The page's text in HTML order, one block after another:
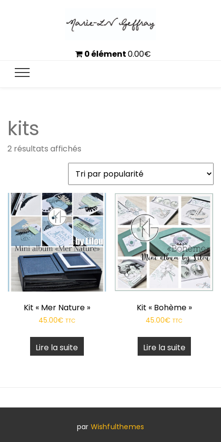
0 élément0.00€
kits
2 résultats affichés
par
popularité
Kit « Mer Nature »
45.00€ TTC
Lire la suite
Kit « Bohème »
45.00€ TTC
Lire la suite
par Wishfulthemes